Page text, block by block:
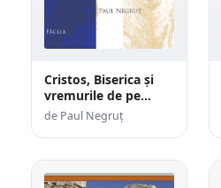
Cristos, Biserica și
vremurile de pe
urmă
de Paul Negruț